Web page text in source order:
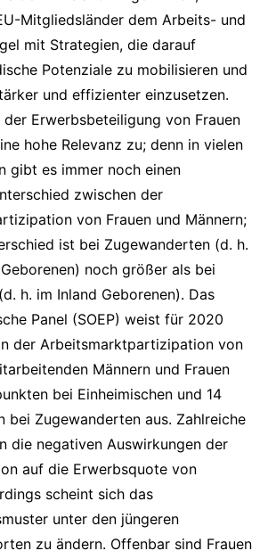
Mitgliedsländer dem Arbeits- und
mit Strategien, die darauf
Potenziale zu mobilisieren und
und effizienter einzusetzen.
Erwerbsbeteiligung von Frauen
hohe Relevanz zu; denn in vielen
gibt es immer noch einen
zwischen der
von Frauen und Männern;
ist bei Zugewanderten (d. h.
noch größer als bei
h. im Inland Geborenen). Das
Panel (SOEP) weist für 2020
der Arbeitsmarktpartizipation von
Männern und Frauen
bei Einheimischen und 14
bei Zugewanderten aus. Zahlreiche
die negativen Auswirkungen der
auf die Erwerbsquote von
scheint sich das
unter den jüngeren
zu ändern. Offenbar sind Frauen